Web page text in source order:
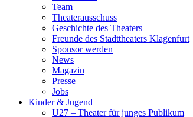
Team
Theaterausschuss
Geschichte des Theaters
Freunde des Stadttheaters Klagenfurt
Sponsor werden
News
Magazin
Presse
Jobs
Kinder & Jugend
U27 – Theater für junges Publikum